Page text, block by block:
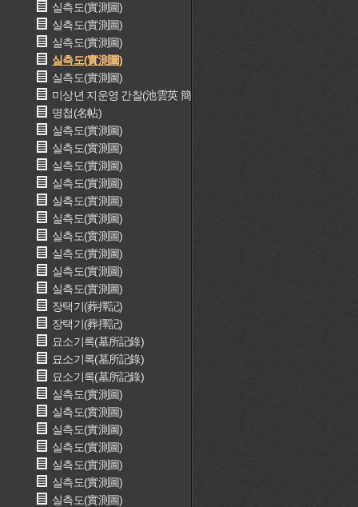
실측도(實測圖)
실측도(實測圖)
실측도(實測圖)
실측도(實測圖)
실측도(實測圖)
미상년 지운영 간찰(池雲英 簡札)
명첩(名帖)
실측도(實測圖)
실측도(實測圖)
실측도(實測圖)
실측도(實測圖)
실측도(實測圖)
실측도(實測圖)
실측도(實測圖)
실측도(實測圖)
실측도(實測圖)
실측도(實測圖)
장택기(葬擇記)
장택기(葬擇記)
묘소기록(墓所記錄)
묘소기록(墓所記錄)
묘소기록(墓所記錄)
실측도(實測圖)
실측도(實測圖)
실측도(實測圖)
실측도(實測圖)
실측도(實測圖)
실측도(實測圖)
실측도(實測圖)